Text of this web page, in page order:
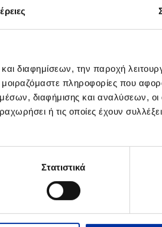
διαφημίσεων, την παροχή
πληροφορίες που
διαφήμισης και αναλύσεων, οι
ή τις οποίες έχουν
Στατιστικά
απάντηση - στην ηλεκτρονική
Δυναμικού του Ομίλου:hr@helleniq.gr
Ιδιωτικότητας Υποψηφίων Εργαζομένων